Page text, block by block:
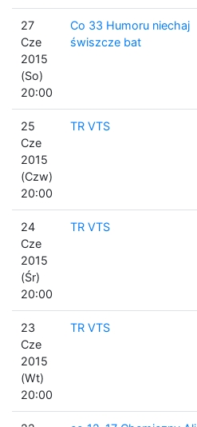
27
Cze
2015
(So)
20:00
Co 33 Humoru niechaj
świszcze bat
25
Cze
2015
(Czw)
20:00
TR VTS
24
Cze
2015
(Śr)
20:00
TR VTS
23
Cze
2015
(Wt)
20:00
TR VTS